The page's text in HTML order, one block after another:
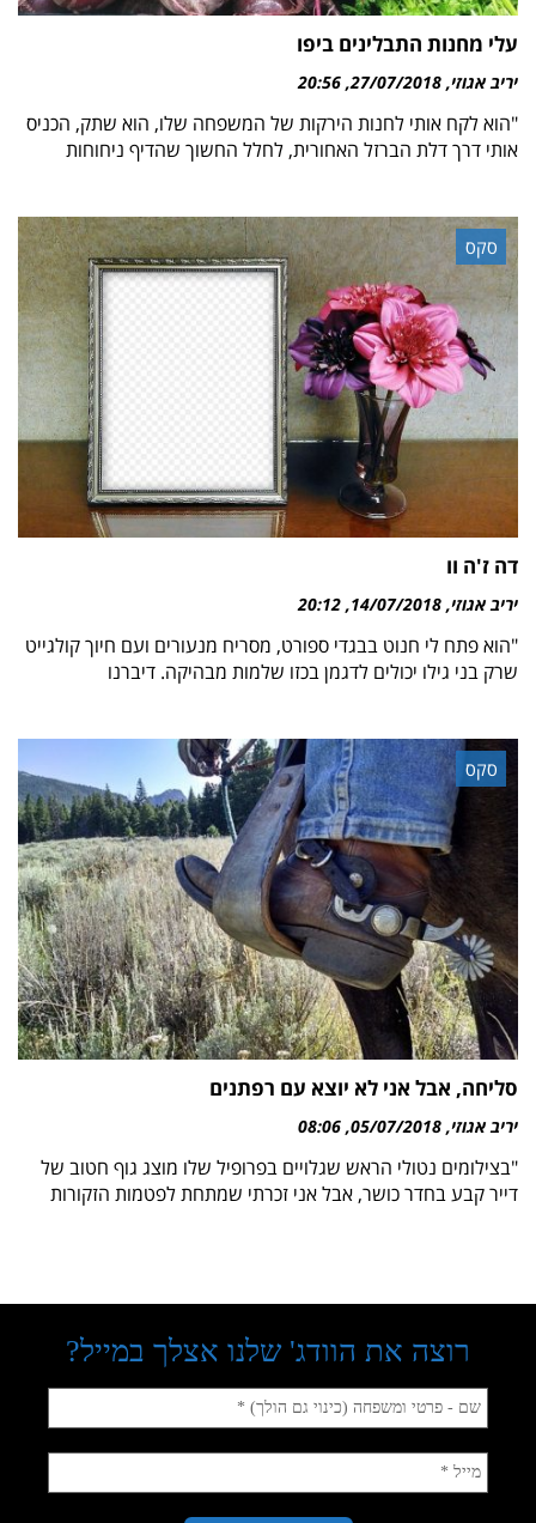
עלי מחנות התבלינים ביפו
יריב אגוזי 27/07/2018
20:56
"הוא לקח אותי לחנות הירקות של המשפחה שלו, הוא שתק, הכניס
אותי דרך דלת הברזל האחורית, לחלל החשוך שהדיף ניחוחות
סקס
דה ז'ה וו
יריב אגוזי 14/07/2018
20:12
"הוא פתח לי חנוט בבגדי ספורט, מסריח מנעורים ועם חיוך קולגייט
שרק בני גילו יכולים לדגמן בכזו שלמות מבהיקה. דיברנו
סקס
סליחה, אבל אני לא יוצא עם רפתנים
יריב אגוזי 05/07/2018
08:06
"בצילומים נטולי הראש שגלויים בפרופיל שלו מוצג גוף חטוב של
דייר קבע בחדר כושר, אבל אני זכרתי שמתחת לפטמות הזקורות